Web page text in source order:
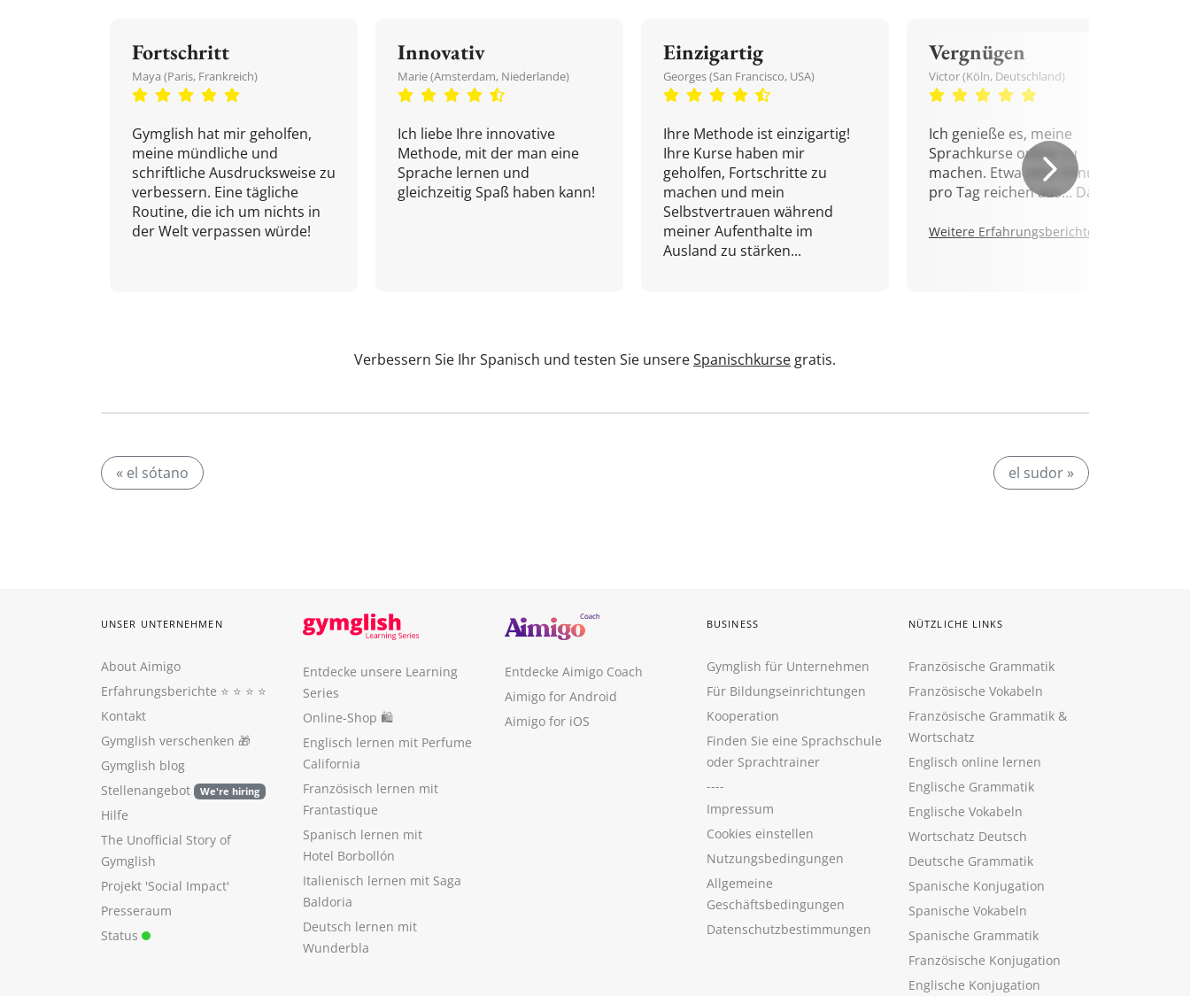
Fortschritt
Maya (Paris, Frankreich)
Gymglish hat mir geholfen,
meine mündliche und
schriftliche Ausdrucksweise zu
verbessern. Eine tägliche
Routine, die ich um nichts in
der Welt verpassen würde!
Innovativ
Marie (Amsterdam, Niederlande)
Ich liebe Ihre innovative
Methode, mit der man eine
Sprache lernen und
gleichzeitig Spaß haben kann!
Einzigartig
Georges (San Francisco, USA)
Ihre Methode ist einzigartig!
Ihre Kurse haben mir
geholfen, Fortschritte zu
machen und mein
Selbstvertrauen während
meiner Aufenthalte im
Ausland zu stärken...
Vergnügen
Victor (Köln, Deutschland)
Ich genieße es, meine
Sprachkurse online zu
machen. Etwa zehn Minuten
pro Tag reichen aus... Danke!
Weitere Erfahrungsberichte.
Verbessern Sie Ihr Spanisch und testen Sie unsereSpanischkurse gratis.
« el sótano el sudor »
UNSER UNTERNEHMEN
About Aimigo
Erfahrungsberichte ⭐️ ⭐️ ⭐️ ⭐️
Kontakt
Gymglish verschenken 🎁
Gymglish blog
Stellenangebot
We're hiring
Hilfe
The Unofficial Story of
Gymglish
Projekt 'Social Impact'
Presseraum
Status
Entdecke unsere Learning
Series
Online-Shop 🛍
Englisch lernen mit Perfume
California
Französisch lernen mit
Frantastique
Spanisch lernen mit
Hotel Borbollón
Italienisch lernen mit Saga
Baldoria
Deutsch lernen mit
Wunderbla
Entdecke Aimigo Coach
Aimigo for Android
Aimigo for iOS
BUSINESS
Gymglish für Unternehmen
Für Bildungseinrichtungen
Kooperation
Finden Sie eine Sprachschule
oder Sprachtrainer
----
Impressum
Cookies einstellen
Nutzungsbedingungen
Allgemeine
Geschäftsbedingungen
Datenschutzbestimmungen
NÜTZLICHE LINKS
Französische Grammatik
Französische Vokabeln
Französische Grammatik &
Wortschatz
Englisch online lernen
Englische Grammatik
Englische Vokabeln
Wortschatz Deutsch
Deutsche Grammatik
Spanische Konjugation
Spanische Vokabeln
Spanische Grammatik
Französische Konjugation
Englische Konjugation